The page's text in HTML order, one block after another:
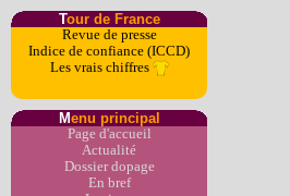
Tour de France
Revue de presse
Indice de confiance (ICCD)
Les vrais chiffres
Menu principal
Page d'accueil
Actualité
Dossier dopage
En bref